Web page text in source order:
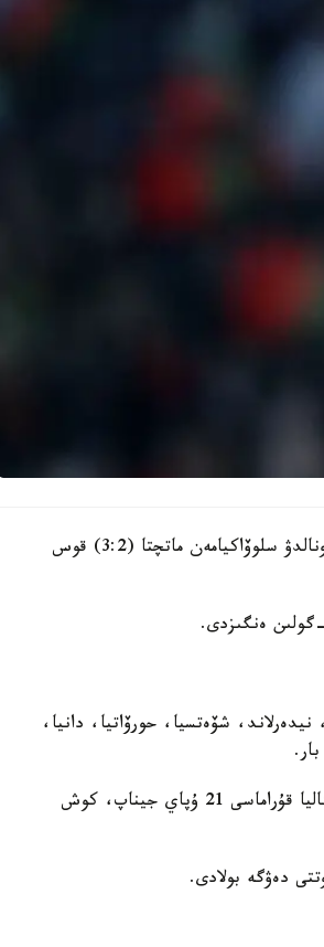
2024 -جىلعى ەۋروپا چەمپيوناتىنا ىرىكتەۋ تۋرنيرىندە 38 جاستاعى ك. رونالدۋ سلوۆاكيامەن ماتچتا (3:2) قوس
نيدەرلاند، شۆەتسيا، حورۆاتيا، دانيا،
2024 -جىلعى ەۋروپا چەمپيوناتىنىڭ ىرىكتەۋ ساتىسىندا J توبىندا پورتۋگاليا قۇراماسى 21 ۇپاي جيناپ، كوش
دەۋگە بولادى.